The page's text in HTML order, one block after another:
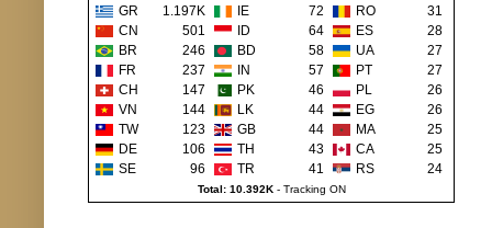
GR
1.197K IE 72 RO
31
CN
501 ID 64 ES
28
BR
246 BD 58 UA
27
FR
237 IN 57 PT
27
CH
147 PK 46 PL
26
VN
144 LK 44 EG
26
TW
123 GB 44 MA
25
DE
106 TH 43 CA
25
SE
96 TR 41 RS 24
Total: 10.392K- Tracking ON